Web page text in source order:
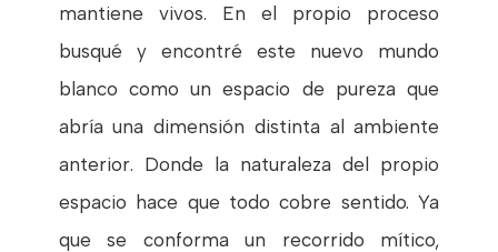
mantiene vivos. En el propio proceso
busqué y encontré este nuevo mundo
blanco como un espacio de pureza que
abría una dimensión distinta al ambiente
anterior. Donde la naturaleza del propio
espacio hace que todo cobre sentido. Ya
que se conforma un recorrido mítico,